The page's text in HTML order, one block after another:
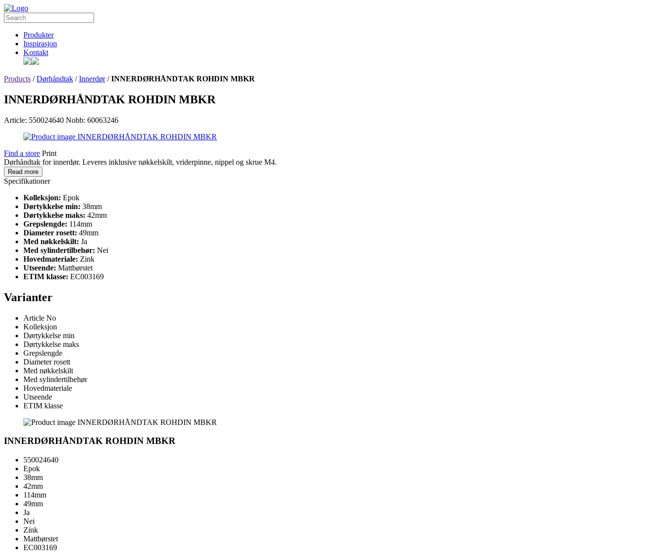
Produkter
Inspirasjon
Kontakt
Products /Dørhåndtak /Innerdør/INNERDØRHÅNDTAK ROHDIN MBKR
INNERDØRHÅNDTAK ROHDIN MBKR
Article: 550024640 Nobb: 60063246
Find a store Print
Dørhåndtak for innerdør. Leveres inklusive nøkkelskilt, vriderpinne, nippel og skrue M4.
Read more
Specifikationer
Kolleksjon: Epok
Dørtykkelse min: 38mm
Dørtykkelse maks: 42mm
Grepslengde: 114mm
Diameter rosett: 49mm
Med nøkkelskilt: Ja
Med sylindertilbehør: Nei
Hovedmateriale: Zink
Utseende: Mattbørstet
ETIM klasse: EC003169
Varianter
Article No
Kolleksjon
Dørtykkelse min
Dørtykkelse maks
Grepslengde
Diameter rosett
Med nøkkelskilt
Med sylindertilbehør
Hovedmateriale
Utseende
ETIM klasse
INNERDØRHÅNDTAK ROHDIN MBKR
550024640
Epok
38mm
42mm
114mm
49mm
Ja
Nei
Zink
Mattbørstet
EC003169